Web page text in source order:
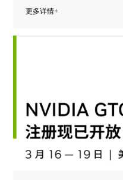
更多详情+